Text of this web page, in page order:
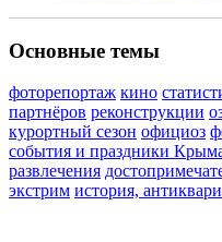
Основные темы
фоторепортаж кино
партнёров реконструкции
курортный сезон официоз
события и праздники
развлечения
экстрим история,